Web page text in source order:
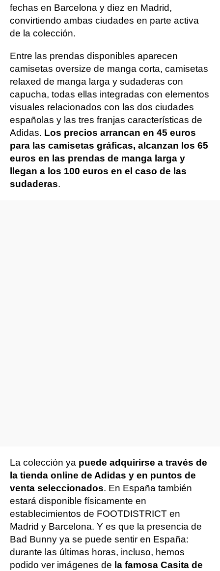
fechas en Barcelona y diez en Madrid,
convirtiendo ambas ciudades en parte activa
de la colección.
Entre las prendas disponibles aparecen
camisetas oversize de manga corta, camisetas
relaxed de manga larga y sudaderas con
capucha, todas ellas integradas con elementos
visuales relacionados con las dos ciudades
españolas y las tres franjas características de
Adidas. Los precios arrancan en 45 euros
para las camisetas gráficas, alcanzan los 65
euros en las prendas de manga larga y
llegan a los 100 euros en el caso de las
sudaderas.
La colección ya puede adquirirse a través de
la tienda online de Adidas y en puntos de
venta seleccionados. En España también
estará disponible físicamente en
establecimientos de FOOTDISTRICT en
Madrid y Barcelona. Y es que la presencia de
Bad Bunny ya se puede sentir en España:
durante las últimas horas, incluso, hemos
podido ver imágenes de la famosa Casita de